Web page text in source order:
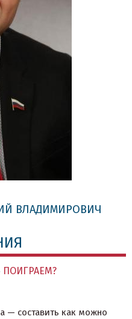
ВЛАДИМИРОВИЧ
ПОИГРАЕМ?
— составить как можно